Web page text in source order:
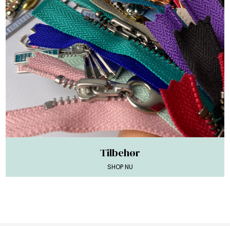
Tilbehør
SHOP NU